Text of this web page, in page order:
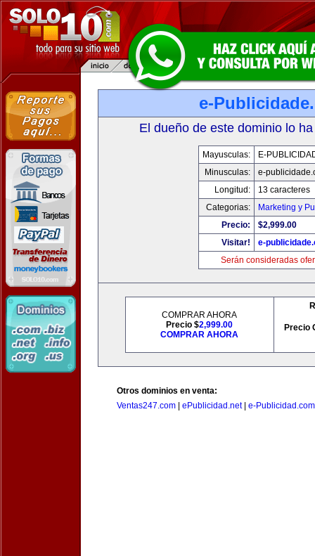
e-
El dueño de este dominio lo
Mayusculas:
E-
Minusculas:
e-
Longitud:
13 caracteres
Categorias:
Marketing y
Precio:
$2,999.00
Visitar!
e-
Serán consideradas
COMPRAR AHORA
Precio $2,999.00
COMPRAR AHORA
Precio
Otros dominios en venta:
Ventas247.com
ePublicidad.net| e-Publicidad.com